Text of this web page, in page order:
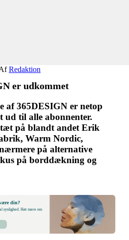
Redaktion
er udkommet
af 365DESIGN er netop
ud til alle abonnenter.
på blandt andet Erik
Warm Nordic,
på alternative
på borddækning og
din?
synlighed. Hør mere om